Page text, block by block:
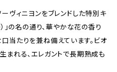
ーヴィニヨンをブレンドした特別キ
）」の名の通り、華やかな花の香り
当たりを兼ね備えています。ビオ
まれる、エレガントで長期熟成も